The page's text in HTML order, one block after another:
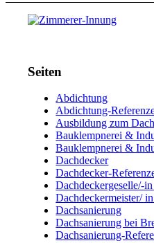
Seiten
Abdichtung
Abdichtung-
Ausbildung zum
Bauklempnerei &
Bauklempnerei &
Dachdecker
Dachdecker-
Dachdeckergeselle/-
Dachdeckermeister/
Dachsanierung
Dachsanierung bei
Dachsanierung-